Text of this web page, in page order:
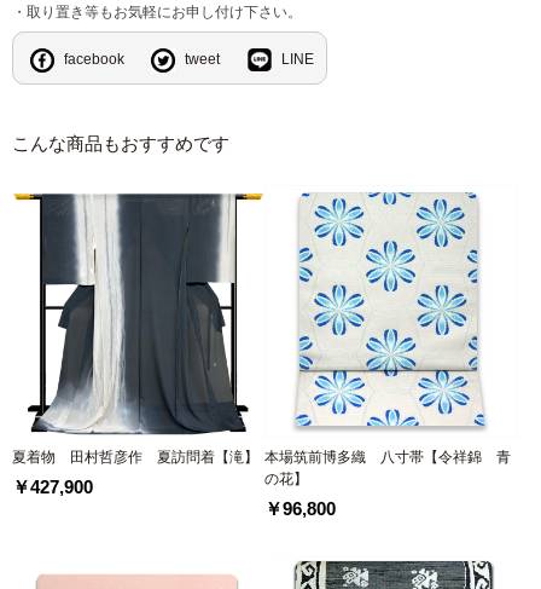
・取り置き等もお気軽にお申し付け下さい。
facebook tweet LINE
こんな商品もおすすめです
夏着物 田村哲彦作 夏訪問着【滝】
￥427,900
本場筑前博多織 八寸帯【令祥錦 青
の花】
￥96,800